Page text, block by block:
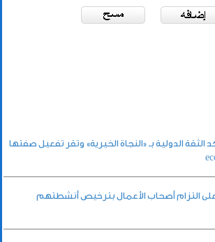
الثقة الدولية بـ «النجاة الخيرية» وتقر تفعيل صفتها
التزام أصحاب الأعمال بترخيص أنشطتهم